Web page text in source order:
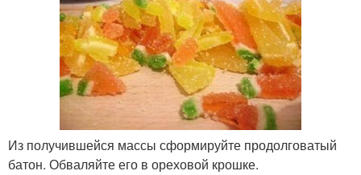
Из получившейся массы сформируйте продолговатый
батон. Обваляйте его в ореховой крошке.